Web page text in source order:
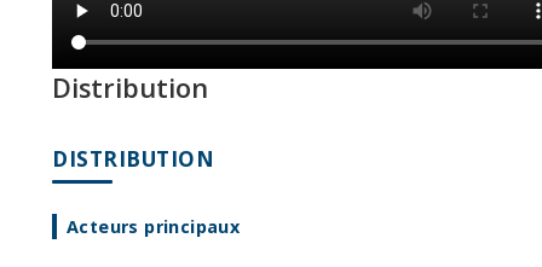
Distribution
DISTRIBUTION
Acteurs principaux